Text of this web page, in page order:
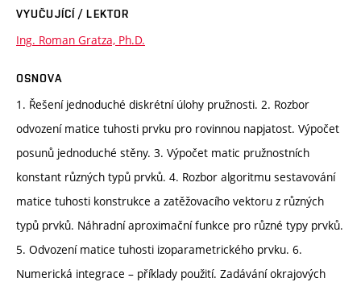
VYUČUJÍCÍ / LEKTOR
Ing. Roman Gratza, Ph.D.
OSNOVA
1. Řešení jednoduché diskrétní úlohy pružnosti. 2. Rozbor
odvození matice tuhosti prvku pro rovinnou napjatost. Výpočet
posunů jednoduché stěny. 3. Výpočet matic pružnostních
konstant různých typů prvků. 4. Rozbor algoritmu sestavování
matice tuhosti konstrukce a zatěžovacího vektoru z různých
typů prvků. Náhradní aproximační funkce pro různé typy prvků.
5. Odvození matice tuhosti izoparametrického prvku. 6.
Numerická integrace – příklady použití. Zadávání okrajových